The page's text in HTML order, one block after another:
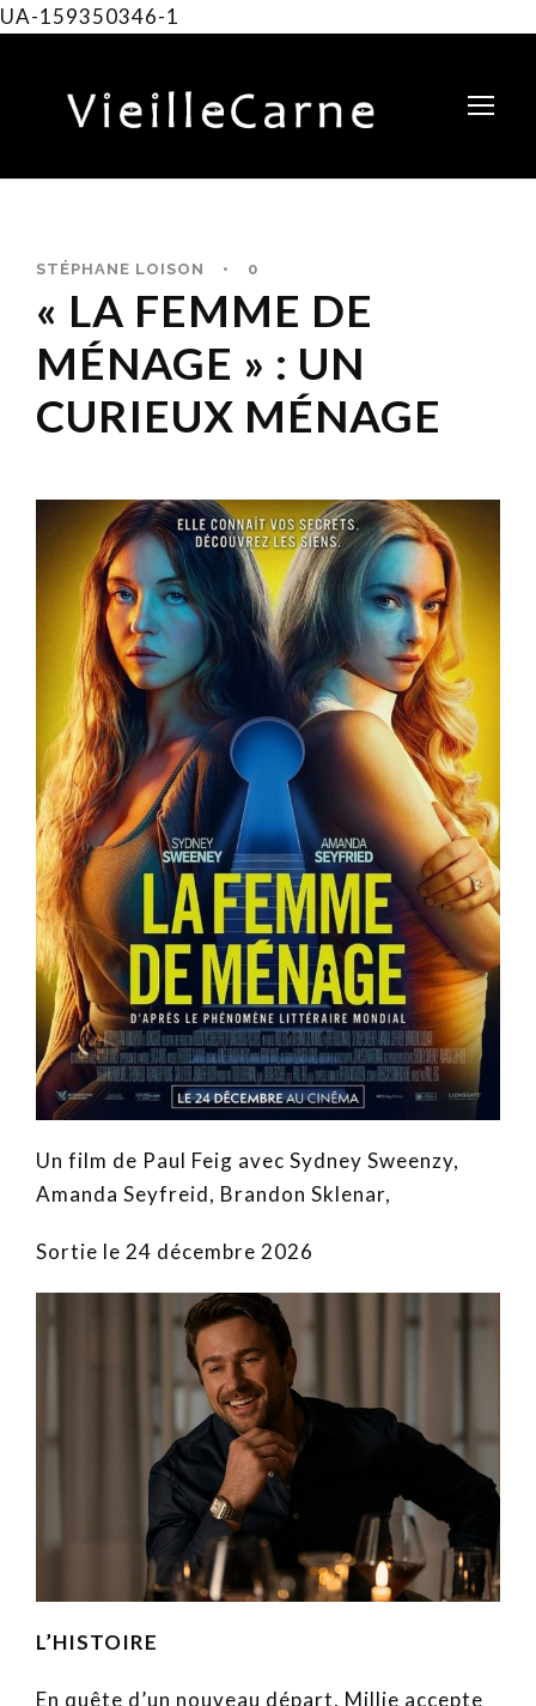
UA-159350346-1
STÉPHANE LOISON • 0
« LA FEMME DE
MÉNAGE » : UN
CURIEUX MÉNAGE
Un film de Paul Feig avec Sydney Sweenzy,
Amanda Seyfreid, Brandon Sklenar,
Sortie le 24 décembre 2026
L’HISTOIRE
En quête d’un nouveau départ, Millie accepte